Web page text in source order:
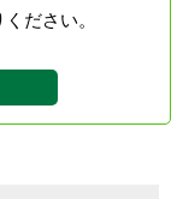
ださい。